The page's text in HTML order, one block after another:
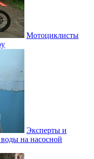
Мотоциклисты
Эксперты и
на насосной